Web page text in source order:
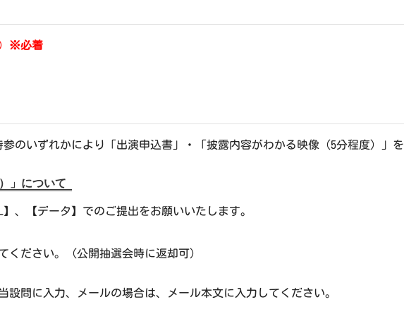
※必着
のいずれかにより「出演申込書」・「披露内容がわかる映像（5分程度）」を
」について
】、【データ】でのご提出をお願いいたします。
ください。（公開抽選会時に返却可）
設問に入力、メールの場合は、メール本文に入力してください。